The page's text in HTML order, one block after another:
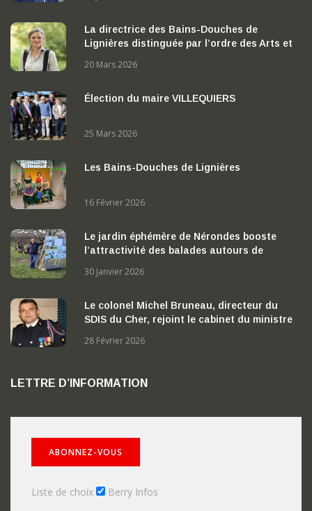
La directrice des Bains-Douches de
Lignières distinguée par l’ordre des Arts et
20 Mars 2026
Élection du maire VILLEQUIERS
25 Mars 2026
Les Bains-Douches de Lignières
16 Février 2026
Le jardin éphémère de Nérondes booste
l’attractivité des balades autours de
30 Janvier 2026
Le colonel Michel Bruneau, directeur du
SDIS du Cher, rejoint le cabinet du ministre
28 Février 2026
LETTRE D’INFORMATION
Liste de choix Berry Infos